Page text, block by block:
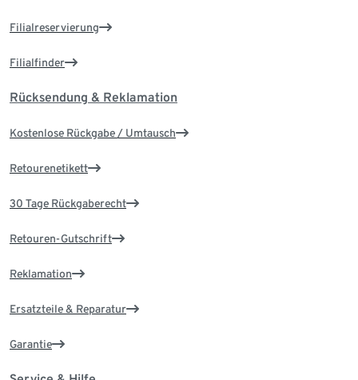
Filialreservierung
Filialfinder
Rücksendung & Reklamation
Kostenlose Rückgabe / Umtausch
Retourenetikett
30 Tage Rückgaberecht
Retouren-Gutschrift
Reklamation
Ersatzteile & Reparatur
Garantie